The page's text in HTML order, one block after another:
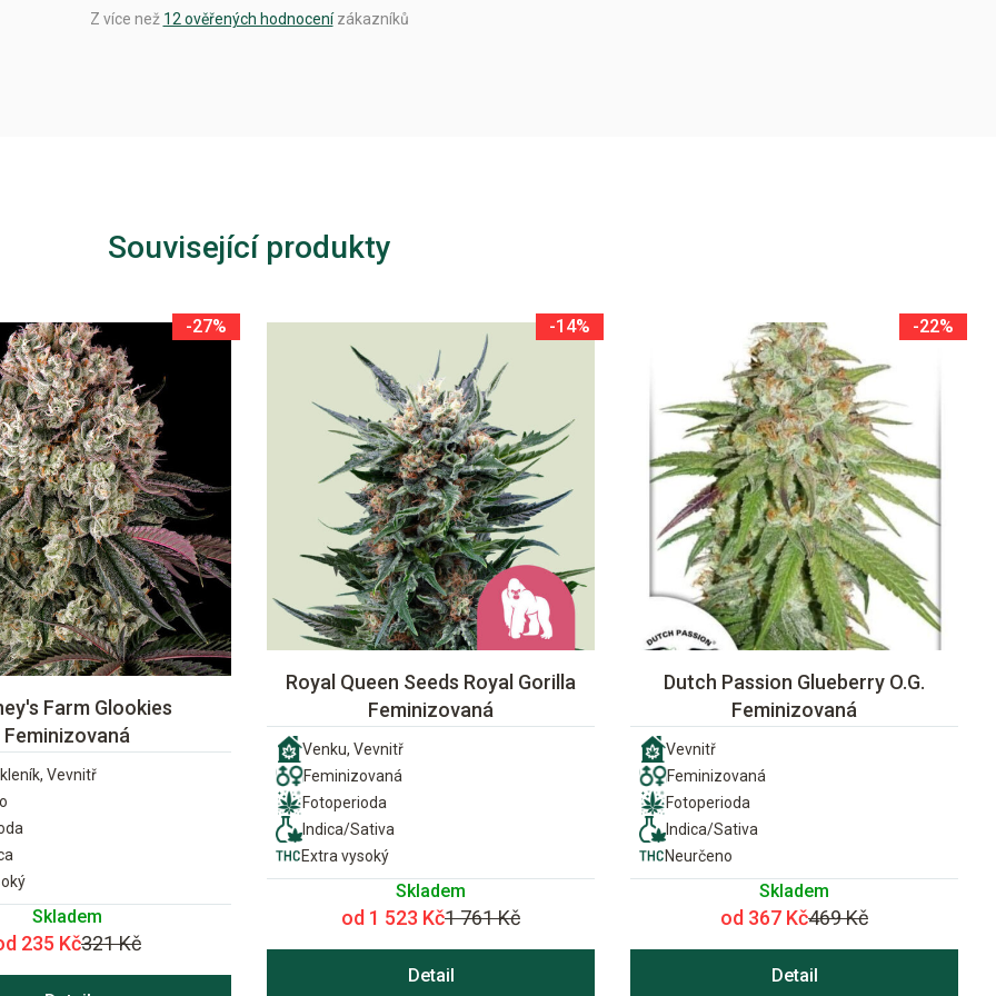
Z více než 12 ověřených hodnocenízákazníků
Související produkty
-27%
Farm Glookies
Feminizovaná
Vevnitř
Skladem
235 Kč321 Kč
-14%
Royal Queen Seeds Royal Gorilla
Feminizovaná
Venku, Vevnitř
Feminizovaná
Fotoperioda
Indica/Sativa
Extra vysoký
Skladem
od 1 523 Kč1 761 Kč
Detail
-22%
Dutch Passion Glueberry O.G.
Feminizovaná
Vevnitř
Feminizovaná
Fotoperioda
Indica/Sativa
Neurčeno
Skladem
od 367 Kč469 Kč
Detail